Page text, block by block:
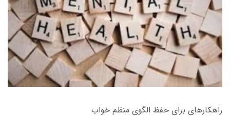
راهکارهای برای حفظ الگوی منظم خواب